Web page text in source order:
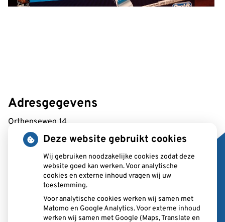
Adresgegevens
Orthenseweg 14
5212 XA 's-Hertogenbosch
073 687 2370
balie@ppf.nu
Deze website gebruikt cookies
Wij gebruiken noodzakelijke cookies zodat deze
website goed kan werken. Voor analytische
cookies en externe inhoud vragen wij uw
toestemming.
Voor analytische cookies werken wij samen met
Matomo en Google Analytics. Voor externe inhoud
werken wij samen met Google (Maps, Translate en